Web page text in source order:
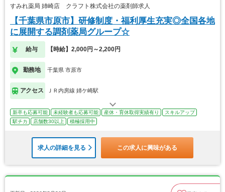
すみれ薬局 姉崎店 クラフト株式会社の薬剤師求人
【千葉県市原市】研修制度・福利厚生充実◎全国各地
に展開する調剤薬局グループ☆
給与 【時給】2,000円～2,200円
勤務地 千葉県 市原市
アクセス ＪＲ内房線 姉ケ崎駅
新卒も応募可能 未経験者も応募可能 産休・育休取得実績有り
スキルアップ
駅チカ
店舗数30以上 積極採用中
求人の詳細を見る この求人に興味がある